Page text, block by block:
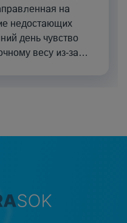
на
недостающих
день чувство
весу из-за